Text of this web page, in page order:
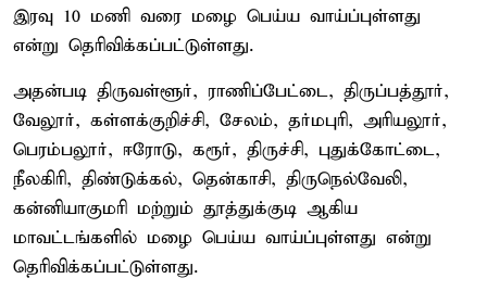
இரவு 10 மணி வரை மழை பெய்ய வாய்ப்புள்ளது
என்று தெரிவிக்கப்பட்டுள்ளது.
அதன்படி திருவள்ளூர், ராணிப்பேட்டை, திருப்பத்தூர்,
வேலூர், கள்ளக்குறிச்சி, சேலம், தர்மபுரி, அரியலூர்,
பெரம்பலூர், ஈரோடு, கரூர், திருச்சி, புதுக்கோட்டை,
நீலகிரி, திண்டுக்கல், தென்காசி, திருநெல்வேலி,
கன்னியாகுமரி மற்றும் தூத்துக்குடி ஆகிய
மாவட்டங்களில் மழை பெய்ய வாய்ப்புள்ளது என்று
தெரிவிக்கப்பட்டுள்ளது.